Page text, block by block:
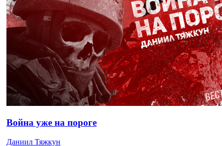
Война уже на пороге
Даниил Тяжкун